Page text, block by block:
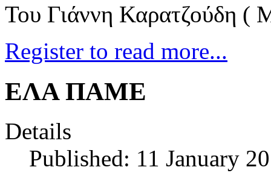
Του Γιάννη Καρατζούδη (
Register to read more...
ΕΛΑ ΠΑΜΕ
Details
Published: 11 January